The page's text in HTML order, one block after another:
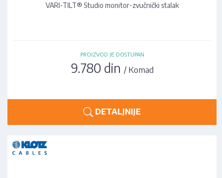
VARI-TILT® Studio monitor-zvučnički stalak
PROIZVOD JE DOSTUPAN
9.780 din / Komad
DETALJNIJE